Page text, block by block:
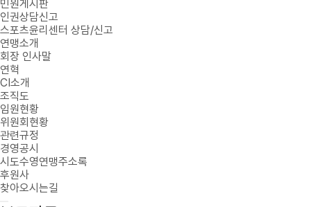
민원게시판
인권상담신고
스포츠윤리센터 상담/신고
연맹소개
회장 인사말
연혁
CI소개
조직도
임원현황
위원회현황
관련규정
경영공시
시도수영연맹주소록
후원사
찾아오시는길